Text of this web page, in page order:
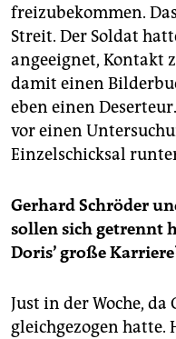
freizubekommen.
Streit. Der Soldat
angeeignet, Kontakt
damit einen
eben einen
vor einen
Einzelschicksal
Gerhard Schröder
sollen sich getrennt
Doris’ große
Just in der Woche,
gleichgezogen hatte.